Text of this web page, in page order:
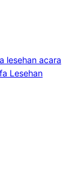
lesehan acara
Lesehan